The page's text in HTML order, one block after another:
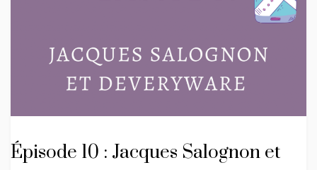
Épisode 10 : Jacques Salognon et